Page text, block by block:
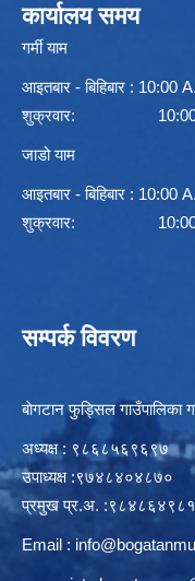
कार्यालय समय
गर्मी याम
आइतबार - बिहिबार : 10:00
शुक्रवार: 10:00
जाडो याम
आइतबार - बिहिबार : 10:00
शुक्रवार: 10:00
सम्पर्क विवरण
बाेगटान फुड्सिल गाउँपालिका
अध्यक्ष : ९८६८५६९६९७
उपाध्यक्ष :९७४८४०४८७०
प्रमुख प्र.अ.
Email :